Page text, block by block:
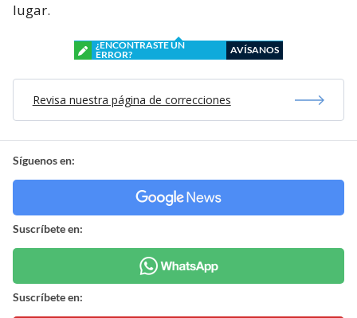
lugar.
¿ENCONTRASTE UN
ERROR?
AVÍSANOS
Revisa nuestra página de correcciones
Síguenos en:
Suscríbete en:
Suscríbete en: